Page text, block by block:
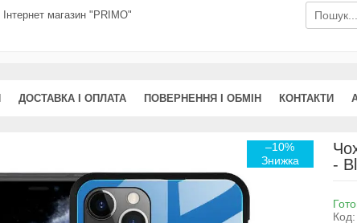
Інтернет магазин "PRIMO"
ДОСТАВКА І ОПЛАТА ПОВЕРНЕННЯ І ОБМІН КОНТАКТИ
–10%
-
Код: